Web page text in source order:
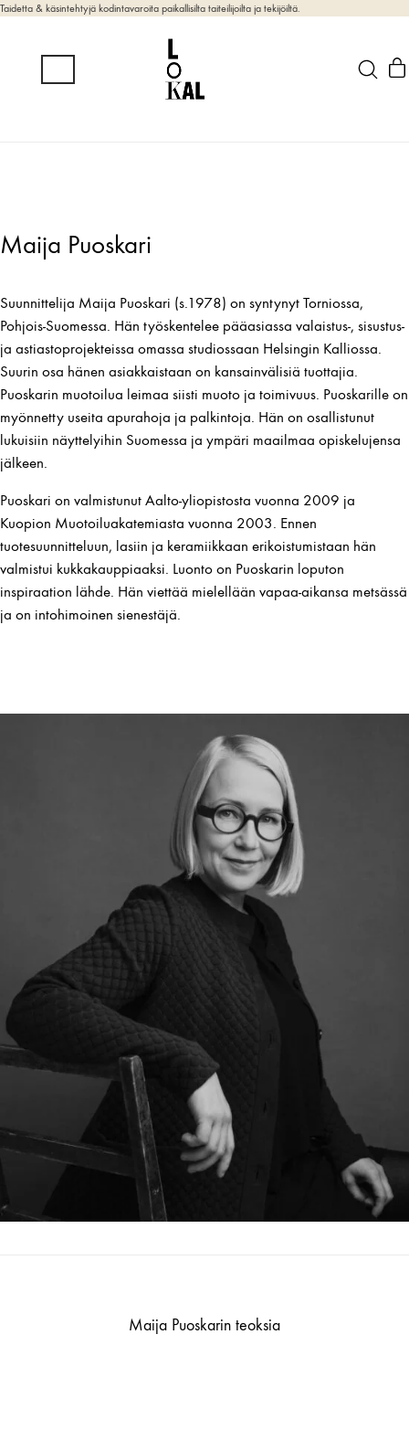
Taidetta & käsintehtyjä kodintavaroita paikallisilta taiteilijoilta ja tekijöiltä.
Maija Puoskari
Suunnittelija Maija Puoskari (s.1978) on syntynyt Torniossa,
Pohjois-Suomessa. Hän työskentelee pääasiassa valaistus-, sisustus-
ja astiastoprojekteissa omassa studiossaan Helsingin Kalliossa.
Suurin osa hänen asiakkaistaan on kansainvälisiä tuottajia.
Puoskarin muotoilua leimaa siisti muoto ja toimivuus. Puoskarille on
myönnetty useita apurahoja ja palkintoja. Hän on osallistunut
lukuisiin näyttelyihin Suomessa ja ympäri maailmaa opiskelujensa
jälkeen.
Puoskari on valmistunut Aalto-yliopistosta vuonna 2009 ja
Kuopion Muotoiluakatemiasta vuonna 2003. Ennen
tuotesuunnitteluun, lasiin ja keramiikkaan erikoistumistaan hän
valmistui kukkakauppiaaksi. Luonto on Puoskarin loputon
inspiraation lähde. Hän viettää mielellään vapaa-aikansa metsässä
ja on intohimoinen sienestäjä.
Maija Puoskarin teoksia